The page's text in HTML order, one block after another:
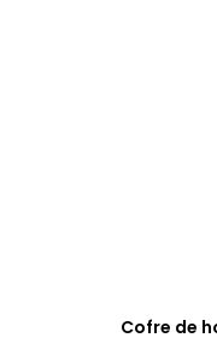
Cofre de